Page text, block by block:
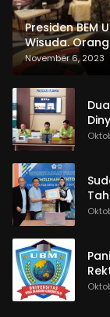
Presiden BEM
Wisuda.
dan
November 6, 2023